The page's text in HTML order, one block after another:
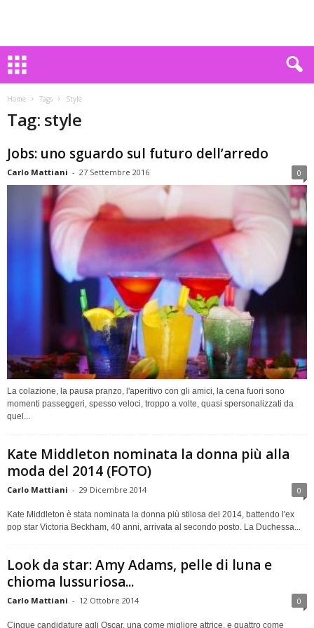
Home Tags Style
Tag: style
Jobs: uno sguardo sul futuro dell’arredo
Carlo Mattiani - 27 Settembre 2016 0
La colazione, la pausa pranzo, l'aperitivo con gli amici, la cena fuori sono
momenti passeggeri, spesso veloci, troppo a volte, quasi spersonalizzati da
quel...
Kate Middleton nominata la donna più alla
moda del 2014 (FOTO)
Carlo Mattiani - 29 Dicembre 2014 0
Kate Middleton è stata nominata la donna più stilosa del 2014, battendo l'ex
pop star Victoria Beckham, 40 anni, arrivata al secondo posto. La Duchessa...
Look da star: Amy Adams, pelle di luna e
chioma lussuriosa...
Carlo Mattiani - 12 Ottobre 2014 0
Cinque candidature agli Oscar, una come migliore attrice, e quattro come